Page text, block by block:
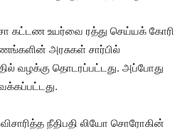
கட்டண உயர்வை ரத்து செய்​யக் கோரி
அரசுகள் சார்​பில்
வழக்கு தொடரப்​பட்டது. அப்போது
நீதிபதி லியோ சொரோகின்